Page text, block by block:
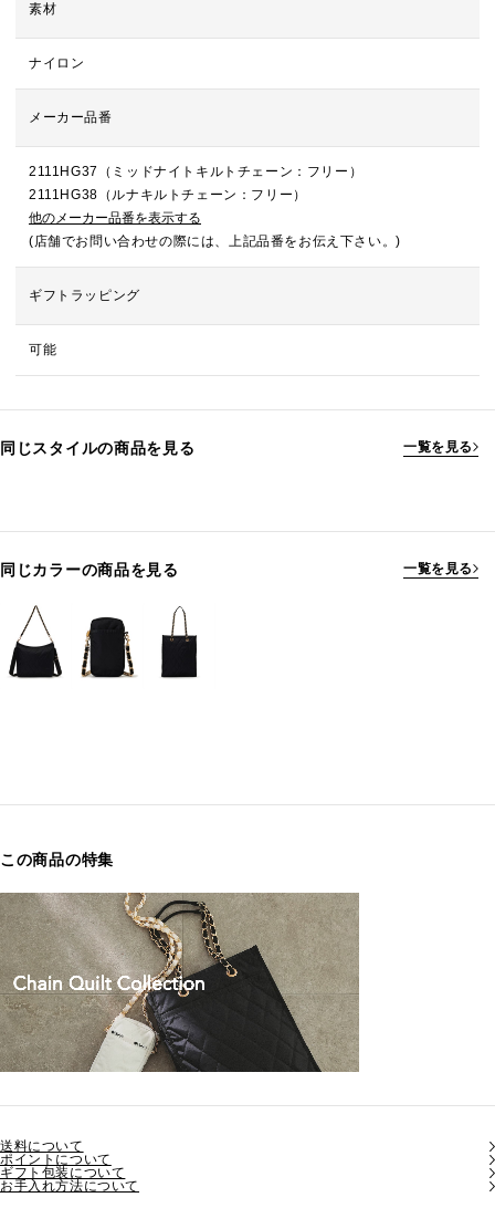
素材
ナイロン
メーカー品番
2111HG37（ミッドナイトキルトチェーン：フリー）
2111HG38（ルナキルトチェーン：フリー）
他のメーカー品番を表示する
(店舗でお問い合わせの際には、上記品番をお伝え下さい。)
ギフトラッピング
可能
同じスタイルの商品を見る 一覧を見る
同じカラーの商品を見る 一覧を見る
この商品の特集
送料について
ポイントについて
ギフト包装について
お手入れ方法について